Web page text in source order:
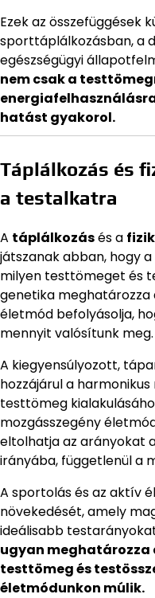
Ezek az összefüggések
sporttáplálkozásban, a
egészségügyi
nem csak a
hatást gyakorol.
Táplálkozás és
a testalkatra
A táplálkozásés a
játszanak abban, hogy
milyen testtömeget és
genetika meghatározza
életmód befolyásolja,
mennyit valósítunk meg.
A kiegyensúlyozott,
hozzájárul a
testtömeg
mozgásszegény
eltolhatja az arányokat
irányába, függetlenül a
A sportolás és az aktív
növekedését, amely
ideálisabb
ugyan meghatározza
testtömeg és
életmódunkon múlik.